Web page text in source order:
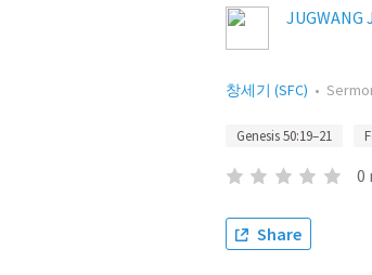
JUGWANG
창세기 (SFC) •
Genesis 50:19–21
0
Share